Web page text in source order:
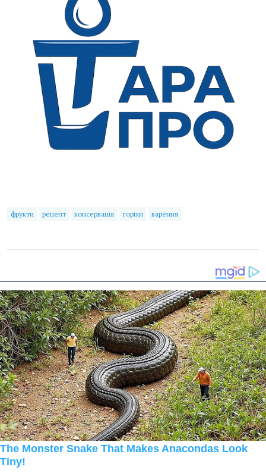
фрукти рецепт консервація горіхи варення